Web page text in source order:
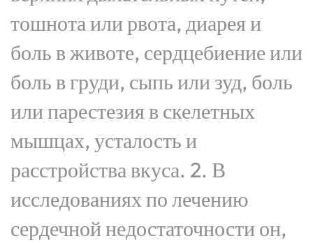
тошнота или рвота, диарея и
боль в животе, сердцебиение или
боль в груди, сыпь или зуд, боль
или парестезия в скелетных
мышцах, усталость и
расстройства вкуса. 2. В
исследованиях по лечению
сердечной недостаточности он,